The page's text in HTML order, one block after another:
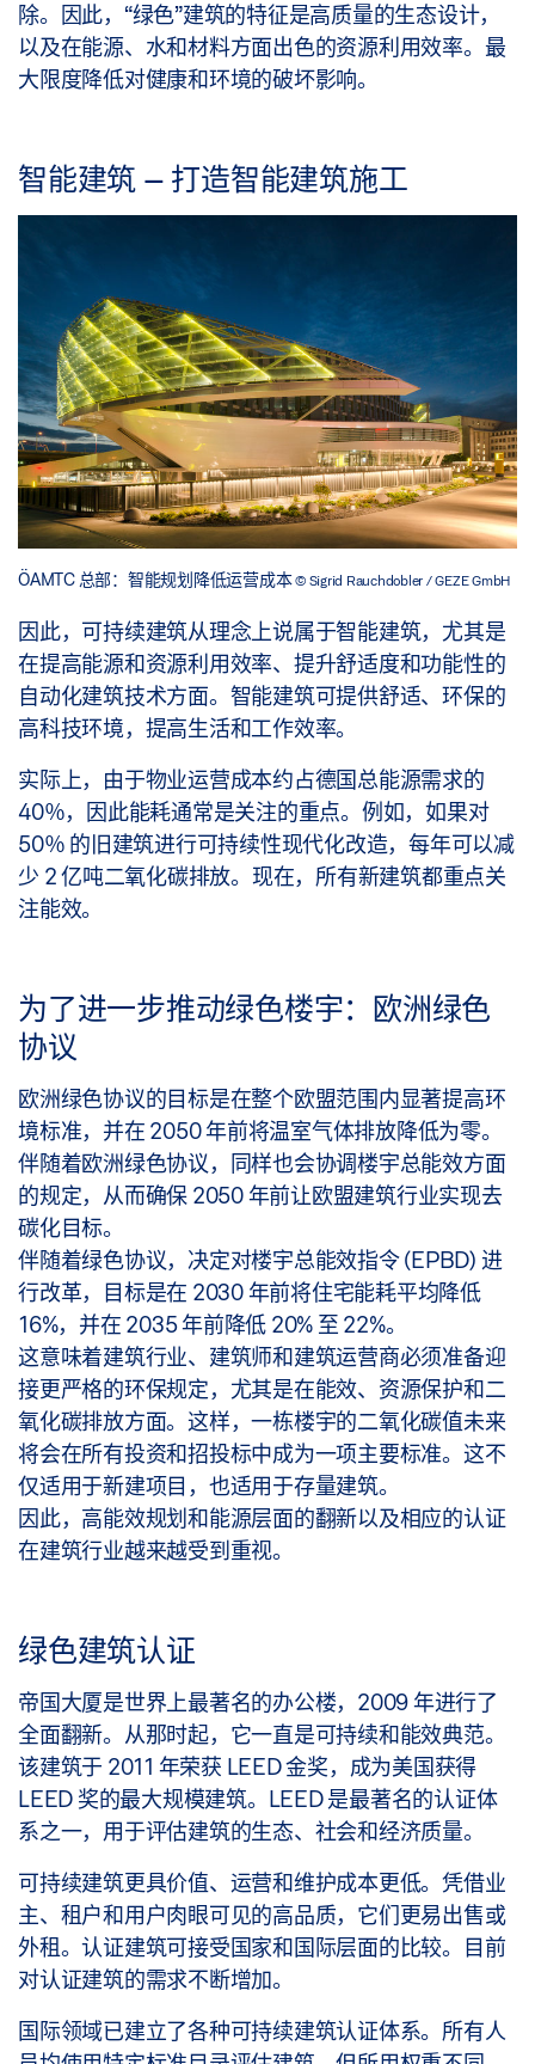
除。因此，“绿色”建筑的特征是高质量的生态设计，
以及在能源、水和材料方面出色的资源利用效率。最
大限度降低对健康和环境的破坏影响。
智能建筑 – 打造智能建筑施工
ÖAMTC 总部：智能规划降低运营成本© Sigrid Rauchdobler / GEZE GmbH
因此，可持续建筑从理念上说属于智能建筑，尤其是
在提高能源和资源利用效率、提升舒适度和功能性的
自动化建筑技术方面。智能建筑可提供舒适、环保的
高科技环境，提高生活和工作效率。
实际上，由于物业运营成本约占德国总能源需求的
40％，因此能耗通常是关注的重点。例如，如果对
50％ 的旧建筑进行可持续性现代化改造，每年可以减
少 2 亿吨二氧化碳排放。现在，所有新建筑都重点关
注能效。
为了进一步推动绿色楼宇：欧洲绿色
协议
欧洲绿色协议的目标是在整个欧盟范围内显著提高环
境标准，并在 2050 年前将温室气体排放降低为零。
伴随着欧洲绿色协议，同样也会协调楼宇总能效方面
的规定，从而确保 2050 年前让欧盟建筑行业实现去
碳化目标。
伴随着绿色协议，决定对楼宇总能效指令 (EPBD) 进
行改革，目标是在 2030 年前将住宅能耗平均降低
16%，并在 2035 年前降低 20% 至 22%。
这意味着建筑行业、建筑师和建筑运营商必须准备迎
接更严格的环保规定，尤其是在能效、资源保护和二
氧化碳排放方面。这样，一栋楼宇的二氧化碳值未来
将会在所有投资和招投标中成为一项主要标准。这不
仅适用于新建项目，也适用于存量建筑。
因此，高能效规划和能源层面的翻新以及相应的认证
在建筑行业越来越受到重视。
绿色建筑认证
帝国大厦是世界上最著名的办公楼，2009 年进行了
全面翻新。从那时起，它一直是可持续和能效典范。
该建筑于 2011 年荣获 LEED 金奖，成为美国获得
LEED 奖的最大规模建筑。LEED 是最著名的认证体
系之一，用于评估建筑的生态、社会和经济质量。
可持续建筑更具价值、运营和维护成本更低。凭借业
主、租户和用户肉眼可见的高品质，它们更易出售或
外租。认证建筑可接受国家和国际层面的比较。目前
对认证建筑的需求不断增加。
国际领域已建立了各种可持续建筑认证体系。所有人